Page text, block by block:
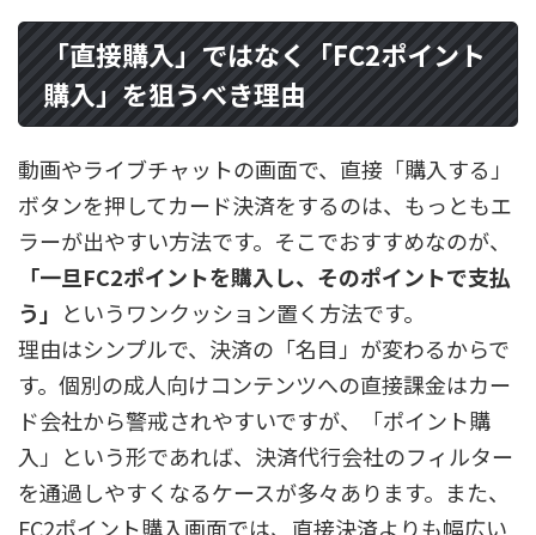
「直接購入」ではなく「FC2ポイント
購入」を狙うべき理由
動画やライブチャットの画面で、直接「購入する」
ボタンを押してカード決済をするのは、もっともエ
ラーが出やすい方法です。そこでおすすめなのが、
「一旦FC2ポイントを購入し、そのポイントで支払
う」 というワンクッション置く方法です。
理由はシンプルで、決済の「名目」が変わるからで
す。個別の成人向けコンテンツへの直接課金はカー
ド会社から警戒されやすいですが、「ポイント購
入」という形であれば、決済代行会社のフィルター
を通過しやすくなるケースが多々あります。また、
FC2ポイント購入画面では、直接決済よりも幅広い